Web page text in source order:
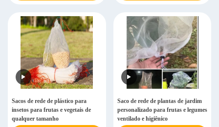
Sacos de rede de plástico para
insetos para frutas e vegetais de
qualquer tamanho
Saco de rede de plantas de jardim
personalizado para frutas e legumes
ventilado e higiênico